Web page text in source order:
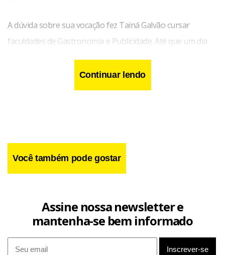
A dúvida sobre sua vocação fez Tainá Galvão cursar
faculdades de Gastronomia e Publicidade. Até que um dia
ela convenceu o pai de que queria estudar para ser atriz. O
atual trabalho como modelo fotográfico — seus 1,62m e 52
kg não são suficientes para a passarela — é só enquanto
Continuar lendo
Você também pode gostar
Assine nossa newsletter e
mantenha-se bem informado